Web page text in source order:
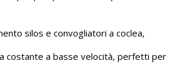
silos e convogliatori a coclea,
costante a basse velocità, perfetti per